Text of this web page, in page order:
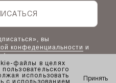
магазин
вы
конфеденциальности и
файлы в целях
использовать
с использованием
Принять